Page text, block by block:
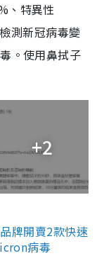
、特異性
測新冠病毒變
。使用鼻拭子
+2
牌開賣2款快速
病毒